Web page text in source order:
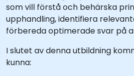
som vill förstå och behärska
upphandling, identifiera
förbereda optimerade svar på
I slutet av denna utbildning
kunna: